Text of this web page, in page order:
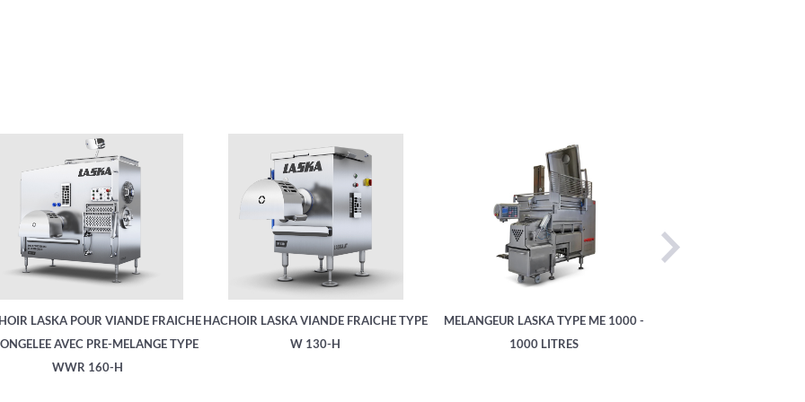
LASKA POUR VIANDE FRAICHE
AVEC PRE-MELANGE TYPE
WWR 160-H
HACHOIR LASKA VIANDE FRAICHE TYPE
W 130-H
MELANGEUR LASKA TYPE ME 1000 -
1000 LITRES